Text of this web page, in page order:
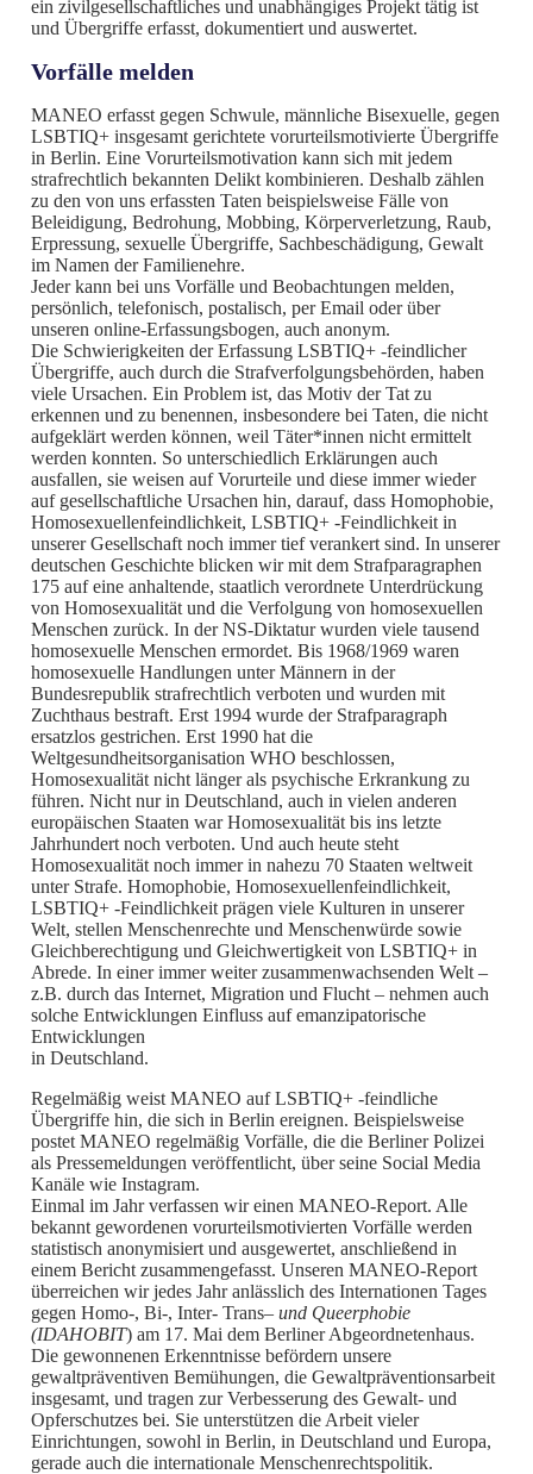
ein zivilgesellschaftliches und unabhängiges Projekt tätig ist
und Übergriffe erfasst, dokumentiert und auswertet.
Vorfälle melden
MANEO erfasst gegen Schwule, männliche Bisexuelle, gegen
LSBTIQ+ insgesamt gerichtete vorurteilsmotivierte Übergriffe
in Berlin. Eine Vorurteilsmotivation kann sich mit jedem
strafrechtlich bekannten Delikt kombinieren. Deshalb zählen
zu den von uns erfassten Taten beispielsweise Fälle von
Beleidigung, Bedrohung, Mobbing, Körperverletzung, Raub,
Erpressung, sexuelle Übergriffe, Sachbeschädigung, Gewalt
im Namen der Familienehre.
Jeder kann bei uns Vorfälle und Beobachtungen melden,
persönlich, telefonisch, postalisch, per Email oder über
unseren online-Erfassungsbogen, auch anonym.
Die Schwierigkeiten der Erfassung LSBTIQ+ -feindlicher
Übergriffe, auch durch die Strafverfolgungsbehörden, haben
viele Ursachen. Ein Problem ist, das Motiv der Tat zu
erkennen und zu benennen, insbesondere bei Taten, die nicht
aufgeklärt werden können, weil Täter*innen nicht ermittelt
werden konnten. So unterschiedlich Erklärungen auch
ausfallen, sie weisen auf Vorurteile und diese immer wieder
auf gesellschaftliche Ursachen hin, darauf, dass Homophobie,
Homosexuellenfeindlichkeit, LSBTIQ+ -Feindlichkeit in
unserer Gesellschaft noch immer tief verankert sind. In unserer
deutschen Geschichte blicken wir mit dem Strafparagraphen
175 auf eine anhaltende, staatlich verordnete Unterdrückung
von Homosexualität und die Verfolgung von homosexuellen
Menschen zurück. In der NS-Diktatur wurden viele tausend
homosexuelle Menschen ermordet. Bis 1968/1969 waren
homosexuelle Handlungen unter Männern in der
Bundesrepublik strafrechtlich verboten und wurden mit
Zuchthaus bestraft. Erst 1994 wurde der Strafparagraph
ersatzlos gestrichen. Erst 1990 hat die
Weltgesundheitsorganisation WHO beschlossen,
Homosexualität nicht länger als psychische Erkrankung zu
führen. Nicht nur in Deutschland, auch in vielen anderen
europäischen Staaten war Homosexualität bis ins letzte
Jahrhundert noch verboten. Und auch heute steht
Homosexualität noch immer in nahezu 70 Staaten weltweit
unter Strafe. Homophobie, Homosexuellenfeindlichkeit,
LSBTIQ+ -Feindlichkeit prägen viele Kulturen in unserer
Welt, stellen Menschenrechte und Menschenwürde sowie
Gleichberechtigung und Gleichwertigkeit von LSBTIQ+ in
Abrede. In einer immer weiter zusammenwachsenden Welt –
z.B. durch das Internet, Migration und Flucht – nehmen auch
solche Entwicklungen Einfluss auf emanzipatorische
Entwicklungen
in Deutschland.
Regelmäßig weist MANEO auf LSBTIQ+ -feindliche
Übergriffe hin, die sich in Berlin ereignen. Beispielsweise
postet MANEO regelmäßig Vorfälle, die die Berliner Polizei
als Pressemeldungen veröffentlicht, über seine Social Media
Kanäle wie Instagram.
Einmal im Jahr verfassen wir einen MANEO-Report. Alle
bekannt gewordenen vorurteilsmotivierten Vorfälle werden
statistisch anonymisiert und ausgewertet, anschließend in
einem Bericht zusammengefasst. Unseren MANEO-Report
überreichen wir jedes Jahr anlässlich des Internationen Tages
gegen Homo-, Bi-, Inter- Trans– und Queerphobie
(IDAHOBIT) am 17. Mai dem Berliner Abgeordnetenhaus.
Die gewonnenen Erkenntnisse befördern unsere
gewaltpräventiven Bemühungen, die Gewaltpräventionsarbeit
insgesamt, und tragen zur Verbesserung des Gewalt- und
Opferschutzes bei. Sie unterstützen die Arbeit vieler
Einrichtungen, sowohl in Berlin, in Deutschland und Europa,
gerade auch die internationale Menschenrechtspolitik.